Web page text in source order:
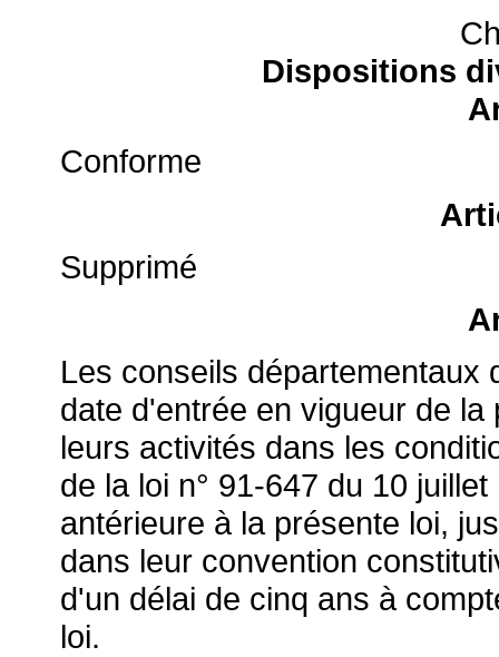
Dispositions
Conforme
Supprimé
Les conseils départementaux
date d'entrée en vigueur de
leurs activités dans les
de la loi n° 91-647 du 10
antérieure à la présente loi,
dans leur convention
d'un délai de cinq ans à
loi.